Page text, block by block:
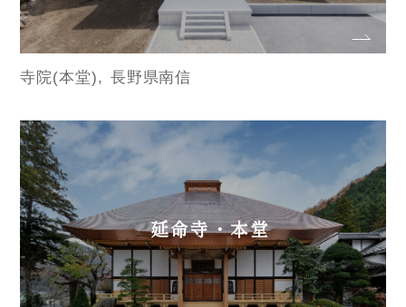
寺院(本堂) 長野県南信
延命寺・本堂